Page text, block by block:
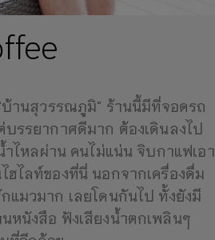
บ้านสุวรรณภูมิ" ร้านนี้มีที่จอดรถ
บรรยากาศดีมาก ต้องเดินลงไป
ไหลผ่าน คนไม่แน่น จิบกาแฟเอา
ฮไลท์ของที่นี่ นอกจากเครื่องดื่ม
แมวมาก เลยโดนกันไป ทั้งยังมี
หนังสือ ฟังเสียงน้ำตกเพลินๆ